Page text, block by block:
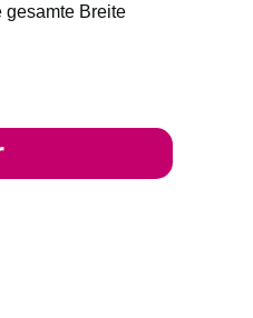
gesamte Breite